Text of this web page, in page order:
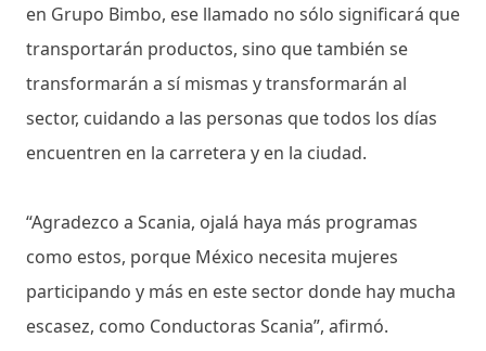
en Grupo Bimbo, ese llamado no sólo significará que
transportarán productos, sino que también se
transformarán a sí mismas y transformarán al
sector, cuidando a las personas que todos los días
encuentren en la carretera y en la ciudad.
“Agradezco a Scania, ojalá haya más programas
como estos, porque México necesita mujeres
participando y más en este sector donde hay mucha
escasez, como Conductoras Scania”, afirmó.